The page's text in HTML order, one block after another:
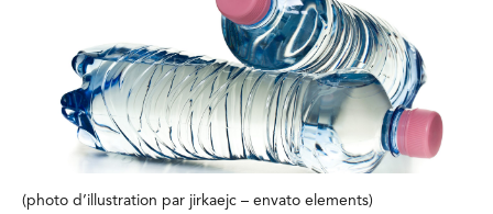
(photo d’illustration par jirkaejc – envato elements)